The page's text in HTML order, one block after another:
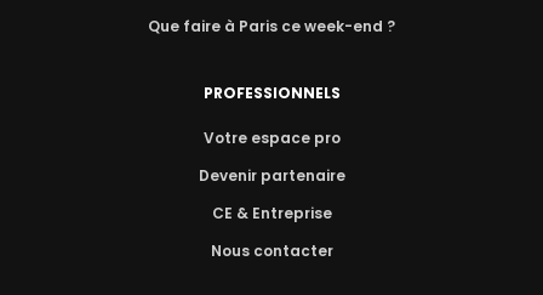
Que faire à Paris ce week-end ?
PROFESSIONNELS
Votre espace pro
Devenir partenaire
CE & Entreprise
Nous contacter